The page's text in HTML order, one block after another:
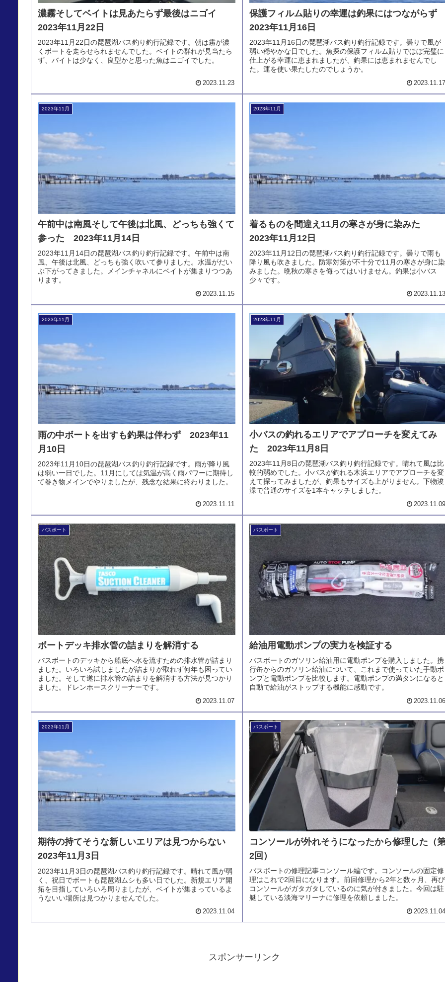
濃霧そしてベイトは見あたらず最後はニゴイ
2023年11月22日
2023年11月22日の琵琶湖バス釣り釣行記録です。朝は霧が濃
くボートを走らせられませんでした。ベイトの群れが見当たら
ず、バイトは少なく、良型かと思った魚はニゴイでした。
2023.11.23
保護フィルム貼りの幸運は釣果にはつながら
2023年11月16日
2023年11月16日の琵琶湖バス釣り釣行記録です。曇りで風が
弱い穏やかな日でした。魚探の保護フィルム貼りでほぼ完璧に
仕上がる幸運に恵まれましたが、釣果には恵まれませんでし
た。運を使い果たしたのでしょうか。
2023年11月
午前中は南風そして午後は北風、どっちも強くて
参った 2023年11月14日
2023年11月14日の琵琶湖バス釣り釣行記録です。午前中は南
風、午後は北風、どっちも強く吹いて参りました。水温がだい
ぶ下がってきました。メインチャネルにベイトが集まりつつあ
ります。
2023.11.15
2023年11月
着るものを間違え11月の寒さが身に染みた
2023年11月12日
2023年11月12日の琵琶湖バス釣り釣行記録です。曇りで雨も
降り風も吹きました。防寒対策が不十分で11月の寒さが身に染
みました。晩秋の寒さを侮ってはいけません。釣果は小バス
少々です。
2023年11月
雨の中ボートを出すも釣果は伴わず 2023年11
月10日
2023年11月10日の琵琶湖バス釣り釣行記録です。雨が降り風
は弱い一日でした。11月にしては気温が高く雨パワーに期待し
て巻き物メインでやりましたが、残念な結果に終わりました。
2023.11.11
2023年11月
小バスの釣れるエリアでアプローチを変えてみ
た 2023年11月8日
2023年11月8日の琵琶湖バス釣り釣行記録です。晴れて風は比
較的弱めでした。小バスが釣れる木浜エリアでアプローチを変
えて探ってみましたが、釣果もサイズも上がりません。下物浚
渫で普通のサイズを1本キャッチしました。
バスボート
ボートデッキ排水管の詰まりを解消する
バスボートのデッキから船底へ水を流すための排水管が詰まり
ました。いろいろ試しましたが詰まりが取れず何年も困ってい
ました。そして遂に排水管の詰まりを解消する方法が見つかり
ました。ドレンホースクリーナーです。
2023.11.07
バスボート
給油用電動ポンプの実力を検証する
バスボートのガソリン給油用に電動ポンプを購入しました。携
行缶からのガソリン給油について、これまで使っていた手動ポ
ンプと電動ポンプを比較します。電動ポンプの満タンになると
自動で給油がストップする機能に感動です。
2023年11月
期待の持てそうな新しいエリアは見つからない
2023年11月3日
2023年11月3日の琵琶湖バス釣り釣行記録です。晴れて風が弱
く、祝日でボートも琵琶湖ムシも多い日でした。新規エリア開
拓を目指していろいろ周りましたが、ベイトが集まっているよ
うないい場所は見つかりませんでした。
2023.11.04
バスボート
コンソールが外れそうになったから修理した（
2回）
バスボートの修理記事コンソール編です。コンソールの固定修
理はこれで2回目になります。前回修理から2年と数ヶ月、再び
コンソールがガタガタしているのに気が付きました。今回は駐
艇している淡海マリーナに修理を依頼しました。
スポンサーリンク